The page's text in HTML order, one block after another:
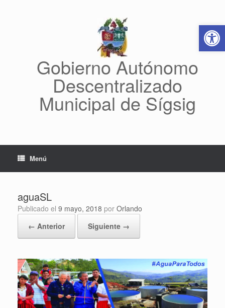
Abrir
Gobierno Autónomo
Descentralizado
Municipal de Sígsig
Menú
aguaSL
Publicado el 9 mayo, 2018 por Orlando
← Anterior
Siguiente →